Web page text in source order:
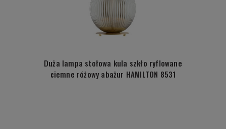
Duża lampa stołowa kula szkło ryflowane
ciemne różowy abażur HAMILTON 8531